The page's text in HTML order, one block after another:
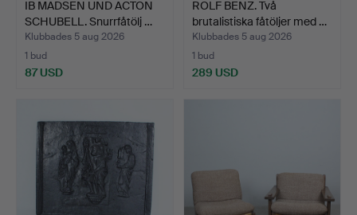
IB MADSEN UND ACTON
SCHUBELL. Snurrfåtölj …
Klubbades 5 aug 2026
1 bud
87 USD
ROLF BENZ. Två
brutalistiska fåtöljer med …
Klubbades 5 aug 2026
1 bud
289 USD